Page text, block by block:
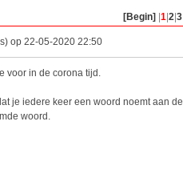
[Begin] 1 2 3
op 22-05-2020 22:50
voor in de corona tijd.
je iedere keer een woord noemt aan
woord.